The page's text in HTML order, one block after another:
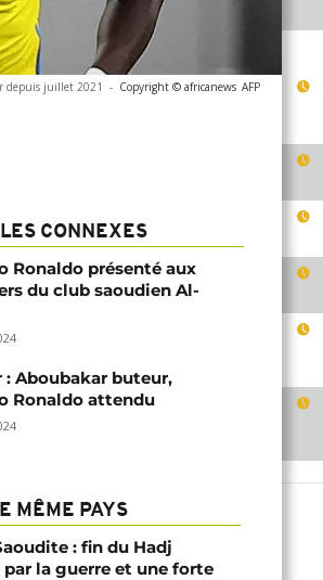
depuis juillet 2021 - Copyright © africanews AFP
CONNEXES
Ronaldo présenté aux
du club saoudien Al-
: Aboubakar buteur,
Ronaldo attendu
MÊME PAYS
: fin du Hadj
par la guerre et une forte